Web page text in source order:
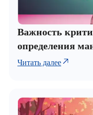
Важность
определения
Читать далее